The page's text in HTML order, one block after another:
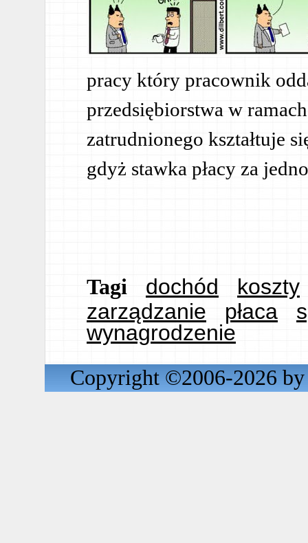
pracy który pracownik
przedsiębiorstwa w
zatrudnionego kształtuje
gdyż stawka płacy za
Tagi dochód
koszty
zarządzanie
płaca
wynagrodzenie
Copyright ©2006-2026